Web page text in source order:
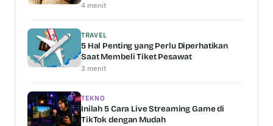
4 menit
TRAVEL
5 Hal Penting yang Perlu Diperhatikan
Saat Membeli Tiket Pesawat
3 menit
TEKNO
Inilah 5 Cara Live Streaming Game di
TikTok dengan Mudah